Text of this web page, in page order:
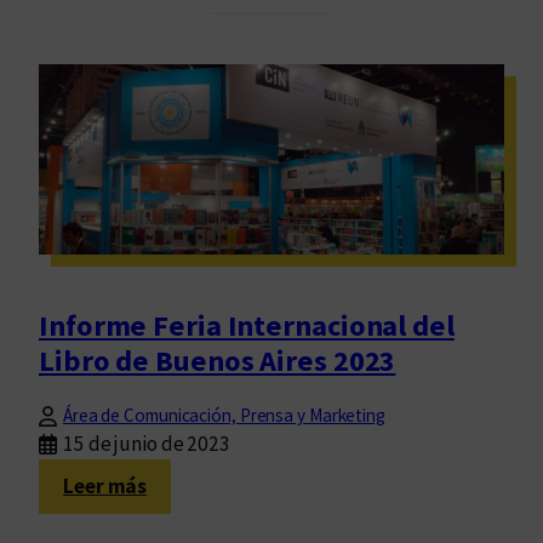
2
3
-
2
0
2
5
s
e
n
t
a
c
i
n
e
s
d
e
i
Informe Feria Internacional del
Libro de Buenos Aires 2023
Área de Comunicación, Prensa y Marketing
15 de junio de 2023
Leer más:
I